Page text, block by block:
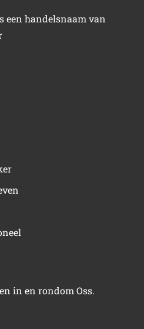
een handelsnaam van
in en rondom Oss.